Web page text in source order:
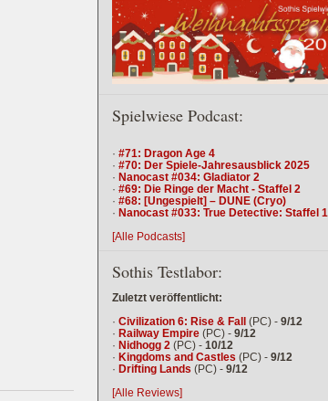
Spielwiese Podcast:
· #71: Dragon Age 4
· #70: Der Spiele-Jahresausblick 2025
· Nanocast #034: Gladiator 2
· #69: Die Ringe der Macht - Staffel 2
· #68: [Ungespielt] – DUNE (Cryo)
· Nanocast #033: True Detective: Staffel 1
[Alle Podcasts]
Sothis Testlabor:
Zuletzt veröffentlicht:
· Civilization 6: Rise & Fall (PC) - 9/12
· Railway Empire (PC) - 9/12
· Nidhogg 2 (PC) - 10/12
· Kingdoms and Castles (PC) - 9/12
· Drifting Lands (PC) - 9/12
[Alle Reviews]